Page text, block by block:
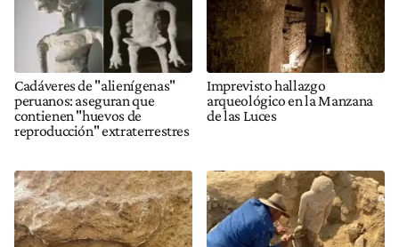
Cadáveres de "alienígenas"
peruanos: aseguran que
contienen "huevos de
reproducción" extraterrestres
Imprevisto hallazgo
arqueológico en la Manzana
de las Luces